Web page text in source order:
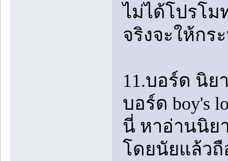
ไม่ได้โปรโม
จริงจะให้กร
11.บอร์ด นิ
บอร์ด boy's
นี่ หาอ่านนิย
โดยนัยแล้วถื